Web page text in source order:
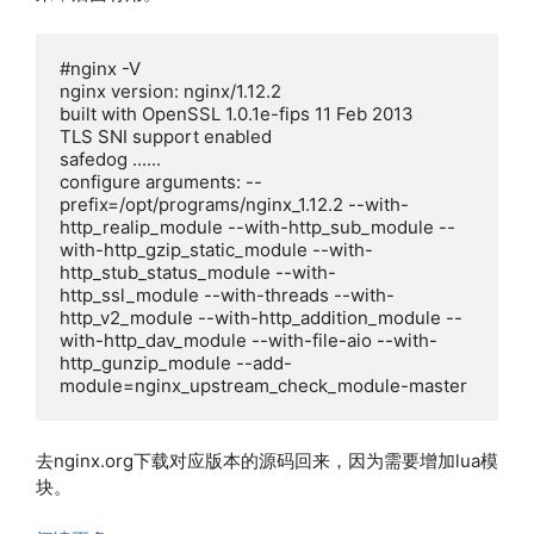
#nginx -V
nginx version: nginx/1.12.2
built with OpenSSL 1.0.1e-fips 11 Feb 2013
TLS SNI support enabled
safedog ......
configure arguments: --
prefix=/opt/programs/nginx_1.12.2 --with-
http_realip_module --with-http_sub_module --
with-http_gzip_static_module --with-
http_stub_status_module --with-
http_ssl_module --with-threads --with-
http_v2_module --with-http_addition_module --
with-http_dav_module --with-file-aio --with-
http_gunzip_module --add-
module=nginx_upstream_check_module-master
去nginx.org下载对应版本的源码回来，因为需要增加lua模
块。